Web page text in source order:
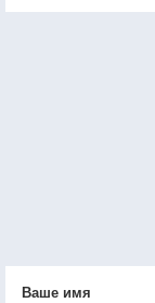
Ваше имя